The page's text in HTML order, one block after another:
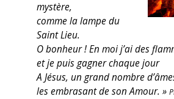
mystère,
comme la lampe du
Saint Lieu.
O bonheur ! En moi j’ai des
et je puis gagner chaque jour
A Jésus, un grand nombre
les embrasant de son Amour. »